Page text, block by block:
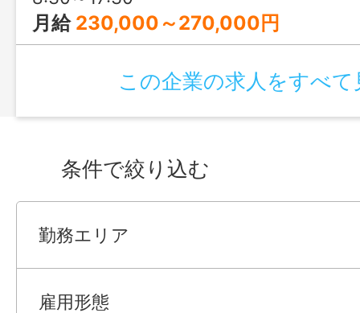
月給 230,000～270,000円
この企業の求人をすべて
条件で絞り込む
勤務エリア
雇用形態